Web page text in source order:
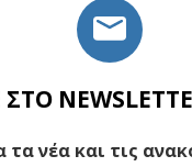
τα νέα και τις